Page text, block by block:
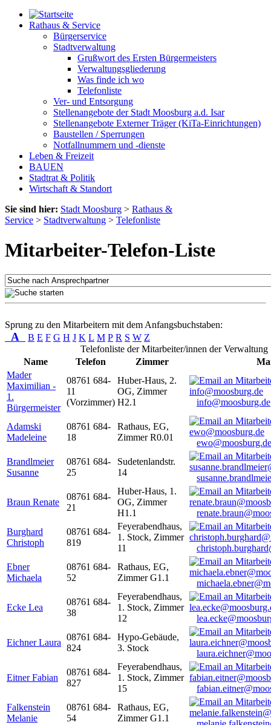
Rathaus & Service
Bürgerservice
Stadtverwaltung
Grußwort des Ersten Bürgermeisters
Verwaltungsgliederung
Was finde ich wo
Telefonliste
Ver- und Entsorgung
Stellenangebote der Stadt Moosburg a.d. Isar
Stellenangebote Externer Träger (KiTa-Einrichtungen)
Baustellen / Sperrungen
Notfallnummern und -dienste
Leben & Freizeit
BAUEN
Stadtrat & Politik
Wirtschaft & Standort
Sie sind hier: Stadt Moosburg > Rathaus &
Service > Stadtverwaltung > Telefonliste
Mitarbeiter-Telefon-Liste
Sprung zu den Mitarbeitern mit dem Anfangsbuchstaben:
A B E F G H J K L M P R S W Z
Telefonliste der Mitarbeiter/innen der Verwaltung
Name
Telefon Zimmer
Mader
Maximilian -
1.
Bürgermeister
08761 684-
11
(Vorzimmer)
Huber-Haus, 2.
OG, Zimmer
H2.1
info@moosburg.de
Adamski
Madeleine
08761 684-
18
Rathaus, EG,
Zimmer R0.01
ewo@moosburg.de
Brandlmeier
Susanne
08761 684-
25
Sudetenlandstr.
14
Braun Renate
08761 684-
21
Huber-Haus, 1.
OG, Zimmer
H1.1
Burghard
Christoph
08761 684-
819
Feyerabendhaus,
1. Stock, Zimmer
11
Ebner
Michaela
08761 684-
52
Rathaus, EG,
Zimmer G1.1
Ecke Lea
08761 684-
38
Feyerabendhaus,
1. Stock, Zimmer
12
Eichner Laura
08761 684-
824
Hypo-Gebäude,
3. Stock
Eitner Fabian
08761 684-
827
Feyerabendhaus,
1. Stock, Zimmer
15
Falkenstein
Melanie
08761 684-
54
Rathaus, EG,
Zimmer G1.1